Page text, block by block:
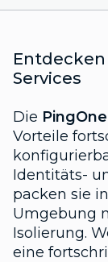
Entdecken
Services
Die PingOne
Vorteile
Identitäts-
packen sie
Umgebung
Isolierung.
eine